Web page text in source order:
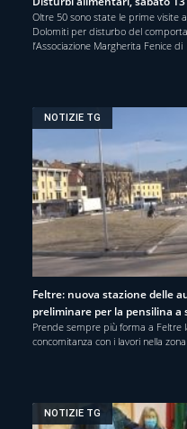
Oltre 50 sono state le prime visite
Dolomiti per disturbo del
l’Associazione Margherita Fenice di
NOTIZIE TG
Feltre: nuova stazione delle
preliminare per la pensilina a
Prende sempre più forma a Feltre
concomitanza con i lavori nella zona
NOTIZIE TG